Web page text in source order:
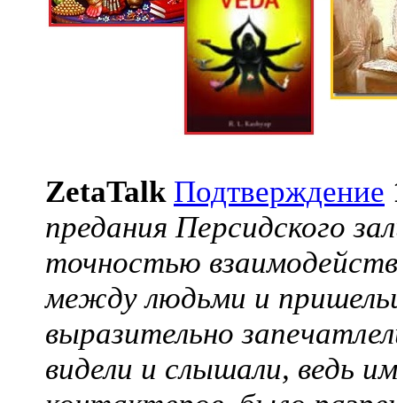
ZetaTalk Подтверждение
предания Персидского
точностью
между людьми и
выразительно
видели и слышали, ведь